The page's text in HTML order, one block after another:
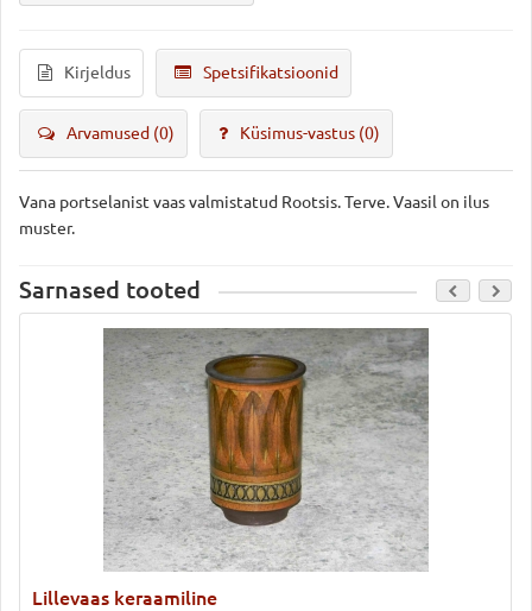
Kirjeldus Spetsifikatsioonid
Arvamused (0) Küsimus-vastus (0)
Vana portselanist vaas valmistatud Rootsis. Terve. Vaasil on ilus
muster.
Sarnased tooted
Lillevaas keraamiline